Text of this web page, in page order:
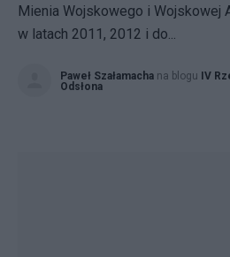
Mienia Wojskowego i Wojskowej
w latach 2011, 2012 i do...
Paweł Szałamacha na blogu IV
Odsłona